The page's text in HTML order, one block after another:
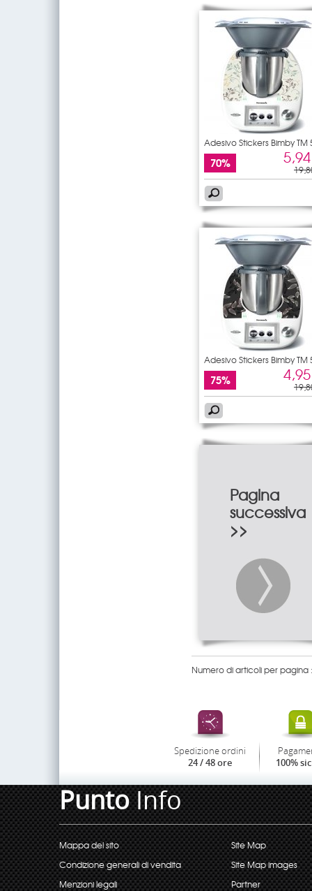
Adesivo Stickers Bimby TM
70%
Adesivo Stickers Bimby TM
75%
Pagina
successiva
>>
Numero di articoli per pagina
Spedizione ordini
24 / 48 ore 100%
PuntoInfo
Mappa del sito
Condizione generali di vendita
Menzioni legali
Site Map
Site Map images
Partner